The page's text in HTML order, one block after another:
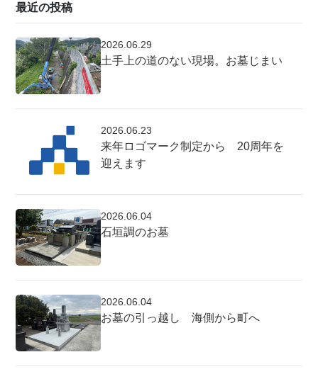
最近の投稿
2026.06.29
土手上の道のない現場。お墓じまい
2026.06.23
来年ロゴマーク制定から 20周年を
迎えます
2026.06.04
石垣調のお墓
2026.06.04
お墓の引っ越し 海側から町へ